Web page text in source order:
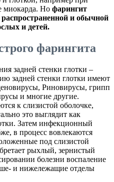
миокарда. Но фарингит
и обычной
и детей.
фарингита
задней стенки глотки –
задней стенки глотки имеют
Риновирусы, грипп
и многие другие.
к слизистой оболочке,
это выглядит как
Затем инфекционный
в процесс вовлекаются
под слизистой
рыхлый, зернистый
болезни воспаление
и нижележащие отделы